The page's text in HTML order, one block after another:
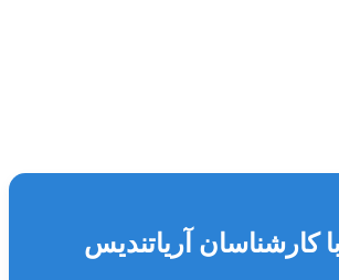
کارشناسان آریاتندیس